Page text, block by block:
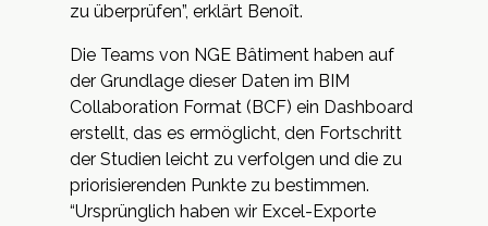
zu überprüfen”, erklärt Benoît.
Die Teams von NGE Bâtiment haben auf
der Grundlage dieser Daten im BIM
Collaboration Format (BCF) ein Dashboard
erstellt, das es ermöglicht, den Fortschritt
der Studien leicht zu verfolgen und die zu
priorisierenden Punkte zu bestimmen.
“Ursprünglich haben wir Excel-Exporte